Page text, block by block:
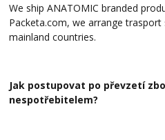
We ship ANATOMIC branded
Packeta.com, we arrange
mainland countries.
Jak postupovat po převzetí
nespotřebitelem?